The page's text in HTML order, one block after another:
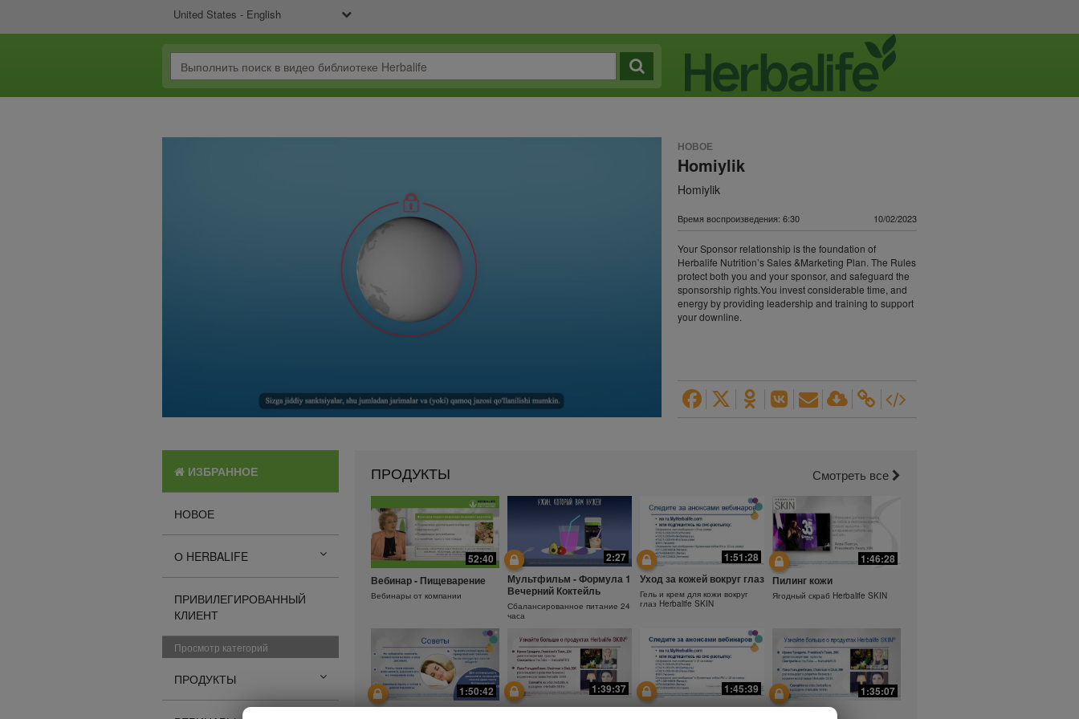
United States - English
НОВОЕ
Homiylik
Homiylik
Время воспроизведения: 6:30 10/02/2023
Your Sponsor relationship is the foundation of
Herbalife Nutrition’s Sales &Marketing Plan. The Rules
protect both you and your sponsor, and safeguard the
sponsorship rights.You invest considerable time, and
energy by providing leadership and training to support
your downline.
ИЗБРАННОЕ
НОВОЕ
О HERBALIFE
ПРИВИЛЕГИРОВАННЫЙ
КЛИЕНТ
Просмотр категорий
ПРОДУКТЫ
ПРОДУКТЫ Смотреть все
52:40
Вебинар - Пищеварение
Вебинары от компании
2:27
Мультфильм - Формула 1
Вечерний Коктейль
Сбалансированное питание 24
часа
1:51:28
Уход за кожей вокруг глаз
Гель и крем для кожи вокруг
глаз Herbalife SKIN
1:46:28
Пилинг кожи
Ягодный скраб Herbalife SKIN
1:50:42
1:39:37
Почему необходимо
1:45:39
Защита от солнца.
1:35:07
Ежедневный